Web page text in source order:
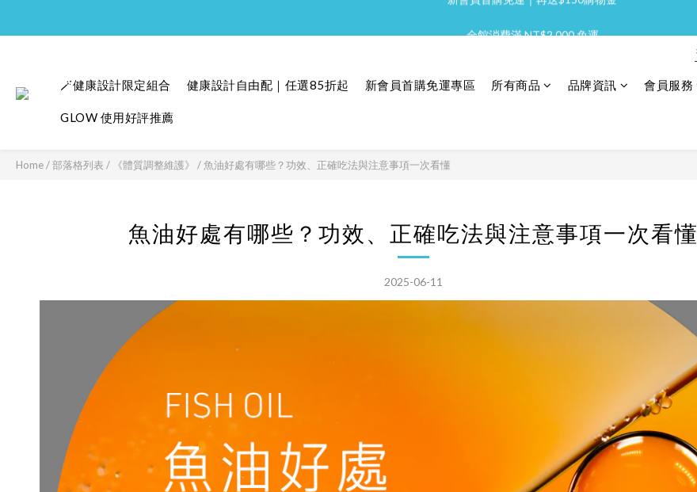
全館消費滿 NT$2,000 免運
🪄健康設計限定組合 健康設計自由配｜任選85折起 新會員首購免運專區 所有商品 品牌資訊 會員服務
GLOW 使用好評推薦
Home/部落格列表 / 《體質調整維護》 /魚油好處有哪些？功效、正確吃法與注意事項一次看懂
魚油好處有哪些？功效、正確吃法與注意事項一次看懂
2025-06-11